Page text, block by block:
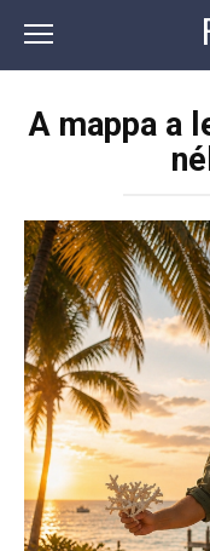
контенту
A mappa a